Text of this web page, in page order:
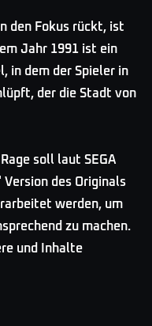
den Fokus rückt, ist
Jahr 1991 ist ein
in dem der Spieler in
der die Stadt von
soll laut SEGA
des Originals
werden, um
zu machen.
und Inhalte